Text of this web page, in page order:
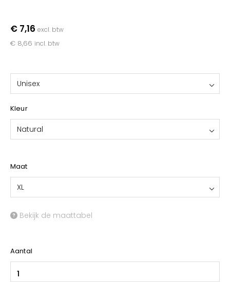
€ 7,16 excl. btw
€ 8,66 incl. btw
Unisex
Kleur
Natural
Maat
XL
Bekijk de maattabel
Aantal